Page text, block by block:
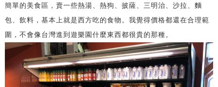
簡單的美食區，賣一些熱湯、熱狗、披薩、三明治、沙拉、麵
包、飲料，基本上就是西方吃的食物。我覺得價格都還在合理範
圍，不會像台灣進到遊樂園什麼東西都很貴的那種。